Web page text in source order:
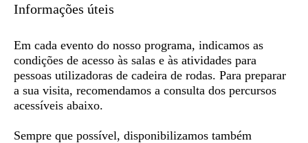
Informações úteis
Em cada evento do nosso programa, indicamos as
condições de acesso às salas e às atividades para
pessoas utilizadoras de cadeira de rodas. Para preparar
a sua visita, recomendamos a consulta dos percursos
acessíveis abaixo.
Sempre que possível, disponibilizamos também